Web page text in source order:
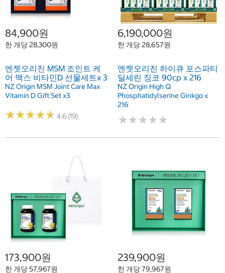
84,900원
한 개당 28,300원
엔젯오리진 MSM 조인트 케
어 맥스 비타민D 선물세트x 3
NZ Origin MSM Joint Care Max
Vitamin D Gift Set x3
★★★★★
★★★★★ 4.6 (19)
6,190,000원
한 개당 28,657원
엔젯오리진 하이큐 포스파티
딜세린 징코 90cp x 216
NZ Origin High Q
Phosphatidylserine Ginkgo x
216
★★★★★
★★★★★
173,900원
한 개당 57,967원
239,900원
한 개당 79,967원